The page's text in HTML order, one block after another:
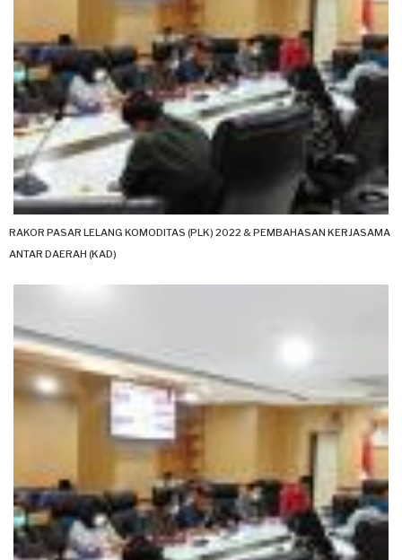
RAKOR PASAR LELANG KOMODITAS (PLK) 2022 & PEMBAHASAN KERJASAMA
ANTAR DAERAH (KAD)